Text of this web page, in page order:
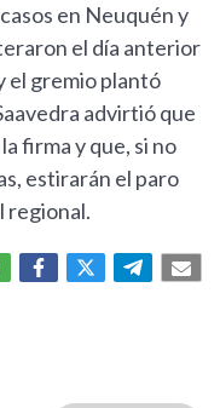
en Neuquén y
el día anterior
el gremio plantó
advirtió que
firma y que, si no
estirarán el paro
regional.